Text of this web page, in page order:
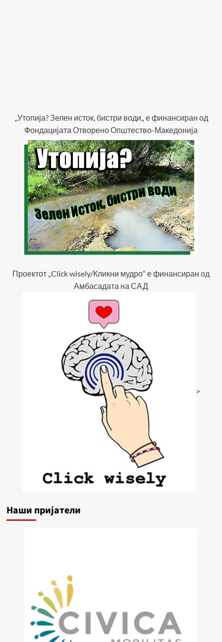
„Утопија? Зелен исток, бистри води„ е финансиран од
Фондацијата Отворено Општество-Македонија
Проектот „Click wisely/Кликни мудро“ е финансиран од
Амбасадата на САД
>
Наши пријатели